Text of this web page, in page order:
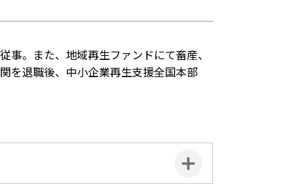
。また、地域再生ファンドにて畜産、
を退職後、中小企業再生支援全国本部